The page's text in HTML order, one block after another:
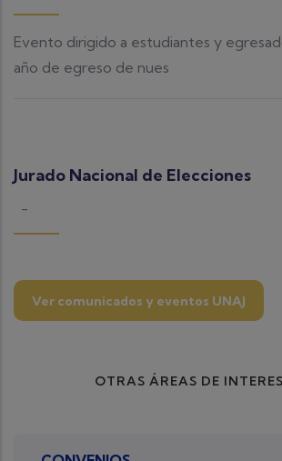
Evento dirigido a estudiantes y
año de egreso de nues
Jurado Nacional de Elecciones
-
Ver comunicados y eventos UNAJ
OTRAS ÁREAS DE